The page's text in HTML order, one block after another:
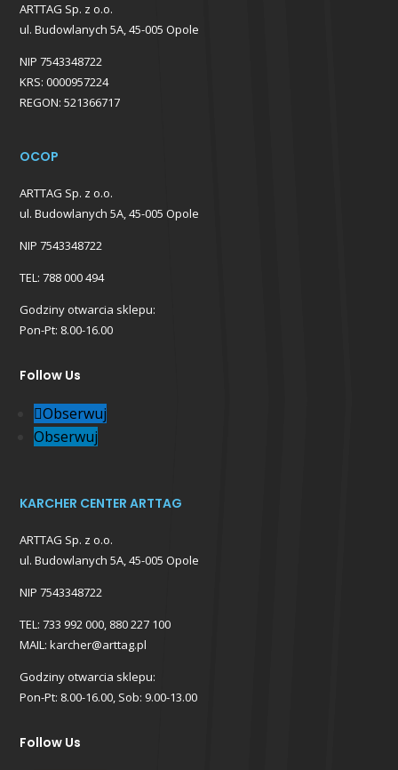
ARTTAG Sp. z o.o.
ul. Budowlanych 5A, 45-005 Opole
NIP 7543348722
KRS: 0000957224
REGON: 521366717
OCOP
ARTTAG Sp. z o.o.
ul. Budowlanych 5A, 45-005 Opole
NIP 7543348722
TEL: 788 000 494
Godziny otwarcia sklepu:
Pon-Pt: 8.00-16.00
Follow Us
Obserwuj
Obserwuj
KARCHER CENTER ARTTAG
ARTTAG Sp. z o.o.
ul. Budowlanych 5A, 45-005 Opole
NIP 7543348722
TEL: 733 992 000, 880 227 100
MAIL: karcher@arttag.pl
Godziny otwarcia sklepu:
Pon-Pt: 8.00-16.00, Sob: 9.00-13.00
Follow Us